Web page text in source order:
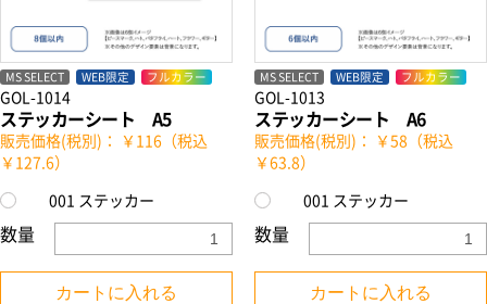
MS SELECT WEB限定 フルカラー
GOL-1014
ステッカーシート A5
販売価格(税別)： ￥116（税込
￥127.6）
001 ステッカー
数量
カートに入れる
MS SELECT WEB限定 フルカラー
GOL-1013
ステッカーシート A6
販売価格(税別)： ￥58（税込
￥63.8）
001 ステッカー
数量
カートに入れる